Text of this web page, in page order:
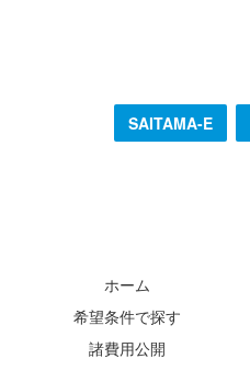
SAITAMA-E
ホーム
希望条件で探す
諸費用公開